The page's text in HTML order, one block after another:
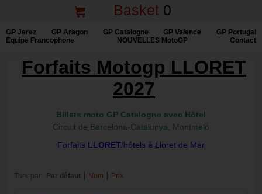
Basket0
GP Jerez GP Aragon GP Catalogne GP Valence
GP Portugal
Équipe Francophone
NOUVELLES MotoGP Contact
Forfaits Motogp LLORET
2027
Billets moto GP Catalogne avec Hôtel
Circuit de Barcelona-Catalunya, Montmeló
Forfaits LLORET/hôtels à Lloret de Mar
Trier par: Par défaut Nom Prix